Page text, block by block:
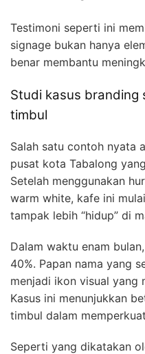
Testimoni seperti ini
signage bukan hanya
benar membantu
Studi kasus branding
timbul
Salah satu contoh nyata
pusat kota Tabalong
Setelah menggunakan
warm white, kafe ini
tampak lebih “hidup” di
Dalam waktu enam
40%. Papan nama yang
menjadi ikon visual yang
Kasus ini menunjukkan
timbul dalam
Seperti yang dikatakan